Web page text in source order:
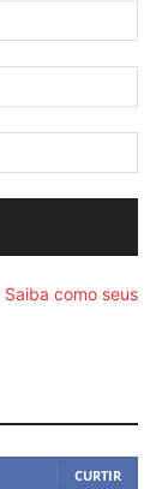
Saiba como seus
CURTIR